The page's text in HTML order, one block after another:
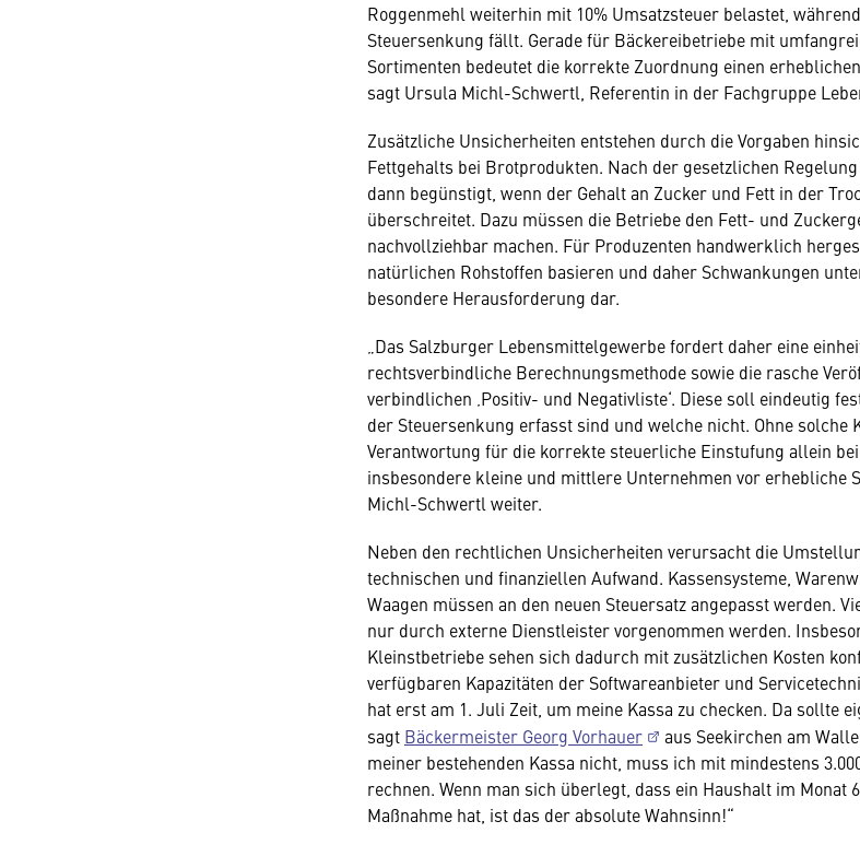
Roggenmehl weiterhin mit 10% Umsatzsteuer belastet,
Steuersenkung fällt. Gerade für Bäckereibetriebe mit
Sortimenten bedeutet die korrekte Zuordnung einen
sagt Ursula Michl-Schwertl, Referentin in der Fachgruppe
Zusätzliche Unsicherheiten entstehen durch die Vorgaben
Fettgehalts bei Brotprodukten. Nach der gesetzlichen
dann begünstigt, wenn der Gehalt an Zucker und Fett in der
überschreitet. Dazu müssen die Betriebe den Fett- und
nachvollziehbar machen. Für Produzenten handwerklich
natürlichen Rohstoffen basieren und daher Schwankungen
besondere Herausforderung dar.
„Das Salzburger Lebensmittelgewerbe fordert daher eine
rechtsverbindliche Berechnungsmethode sowie die rasche
verbindlichen ‚Positiv- und Negativliste‘. Diese soll eindeutig
der Steuersenkung erfasst sind und welche nicht. Ohne
Verantwortung für die korrekte steuerliche Einstufung allein
insbesondere kleine und mittlere Unternehmen vor erhebliche
Michl-Schwertl weiter.
Neben den rechtlichen Unsicherheiten verursacht die
technischen und finanziellen Aufwand. Kassensysteme,
Waagen müssen an den neuen Steuersatz angepasst werden.
nur durch externe Dienstleister vorgenommen werden.
Kleinstbetriebe sehen sich dadurch mit zusätzlichen Kosten
verfügbaren Kapazitäten der Softwareanbieter und
hat erst am 1. Juli Zeit, um meine Kassa zu checken. Da sollte
sagt Bäckermeister Georg Vorhauer
aus Seekirchen am
meiner bestehenden Kassa nicht, muss ich mit mindestens
rechnen. Wenn man sich überlegt, dass ein Haushalt im Monat
Maßnahme hat, ist das der absolute Wahnsinn!“